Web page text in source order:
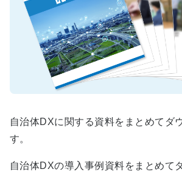
自治体DXに関する資料をまとめてダ
す。
自治体DXの導入事例資料をまとめて